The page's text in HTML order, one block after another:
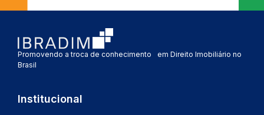
Promovendo a troca de conhecimento em Direito Imobiliário no
Brasil
Institucional